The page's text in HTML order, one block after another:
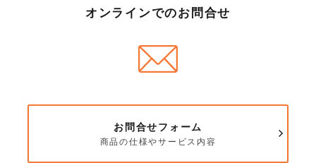
オンラインでのお問合せ
お問合せフォーム
商品の仕様やサービス内容